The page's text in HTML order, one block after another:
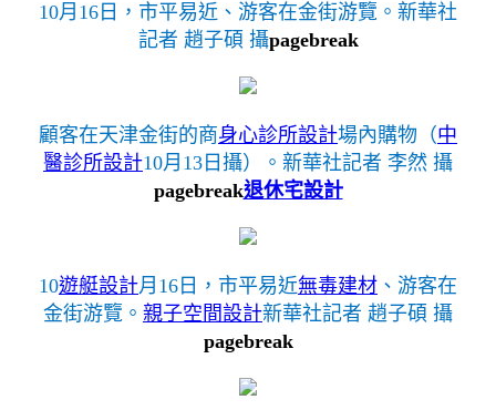
10月16日，市平易近、游客在金街游覽。新華社
記者 趙子碩 攝pagebreak
顧客在天津金街的商身心診所設計場內購物（中
醫診所設計10月13日攝）。新華社記者 李然 攝
pagebreak退休宅設計
10遊艇設計月16日，市平易近無毒建材 、游客在
金街游覽。 親子空間設計新華社記者 趙子碩 攝
pagebreak